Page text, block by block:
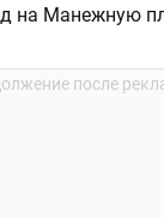
на Манежную